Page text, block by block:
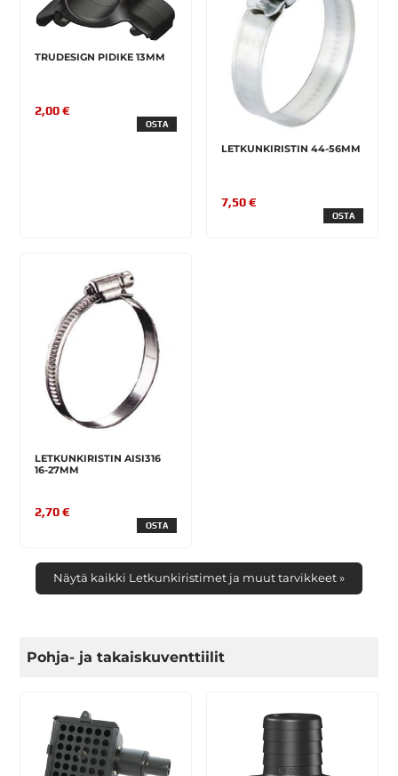
TRUDESIGN PIDIKE 13MM
2,00 €
OSTA
LETKUNKIRISTIN 44-56MM
7,50 €
OSTA
LETKUNKIRISTIN AISI316
16-27MM
2,70 €
OSTA
Näytä kaikki Letkunkiristimet ja muut tarvikkeet »
Pohja- ja takaiskuventtiilit